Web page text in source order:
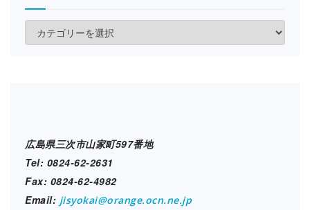
各
広島県三次市山家町597番地
Tel: 0824-62-2631
Fax: 0824-62-4982
Email: jisyokai@orange.ocn.ne.jp